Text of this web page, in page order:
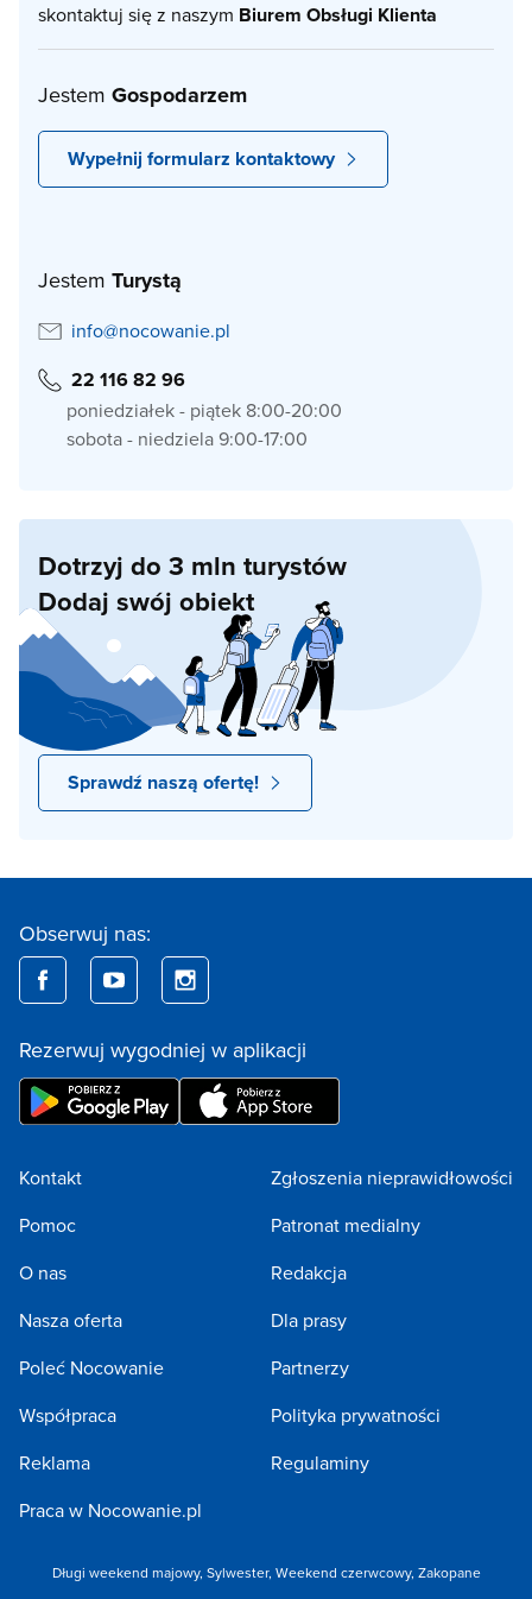
skontaktuj się z naszym Biurem Obsługi Klienta
Jestem Gospodarzem
Wypełnij formularz kontaktowy
Jestem Turystą
info@nocowanie.pl
22 116 82 96
poniedziałek - piątek 8:00-20:00
sobota - niedziela 9:00-17:00
Dotrzyj do 3 mln turystów
Dodaj swój obiekt
Sprawdź naszą ofertę!
Obserwuj nas:
Rezerwuj wygodniej w aplikacji
Kontakt
Pomoc
O nas
Nasza oferta
Poleć Nocowanie
Współpraca
Reklama
Praca w Nocowanie.pl
Zgłoszenia nieprawidłowości
Patronat medialny
Redakcja
Dla prasy
Partnerzy
Polityka prywatności
Regulaminy
Długi weekend majowy, Sylwester, Weekend czerwcowy, Zakopane